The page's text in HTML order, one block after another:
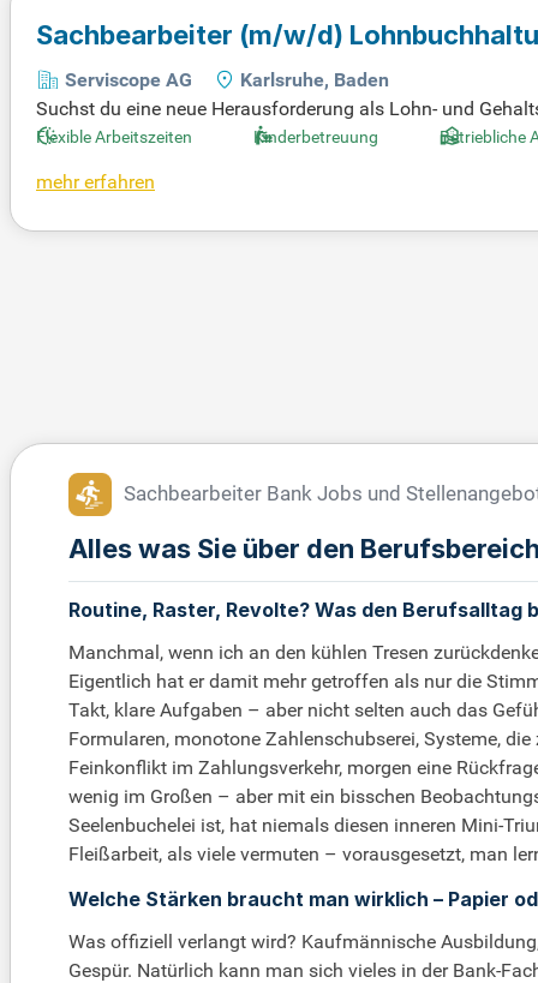
Sachbearbeiter (m/w/d)
Serviscope AG
Karlsruhe, Baden
Suchst du eine neue Herausforderung als Lohn- und
ntgeltabrechnung? Dann haben wir den perfekten Job für
s Teams und nutze deine Fähigkeiten, um in einem
Flexible Arbeitszeiten Kinderbetreuung Betriebliche
mehr erfahren
Sachbearbeiter Bank Jobs und
Alles was Sie über den
Routine, Raster, Revolte? Was den Berufsalltag
Manchmal, wenn ich an den kühlen Tresen
Eigentlich hat er damit mehr getroffen als nur die
Takt, klare Aufgaben – aber nicht selten auch das
Formularen, monotone Zahlenschubserei, Systeme,
Feinkonflikt im Zahlungsverkehr, morgen eine
wenig im Großen – aber mit ein bisschen
Seelenbuchelei ist, hat niemals diesen inneren Mini-
Fleißarbeit, als viele vermuten – vorausgesetzt, man
Welche Stärken braucht man wirklich – Papier
Was offiziell verlangt wird? Kaufmännische
Gespür. Natürlich kann man sich vieles in der Bank-